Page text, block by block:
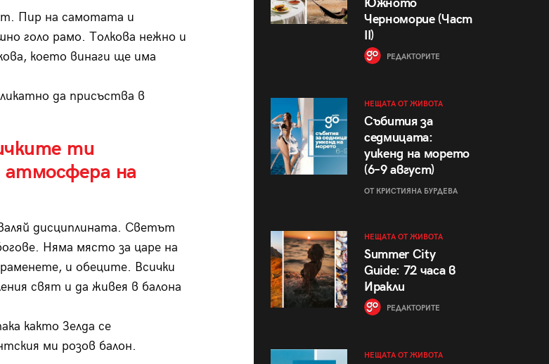
Пир на самотата и
голо рамо. Толкова нежно и
което винаги ще има
да присъства в
ти
атмосфера на
дисциплината. Светът
Няма място за царе на
и обеците. Всички
свят и да живея в балона
както Зелда се
ми розов балон.
Южното
Черноморие (Част
II)
РЕДАКТОРИТЕ
НЕЩАТА ОТ ЖИВОТА
Събития за
седмицата:
уикенд на морето
(6–9 август)
ОТ КРИСТИЯНА БУРДЕВА
НЕЩАТА ОТ ЖИВОТА
Summer City
Guide: 72 часа в
Иракли
РЕДАКТОРИТЕ
НЕЩАТА ОТ ЖИВОТА